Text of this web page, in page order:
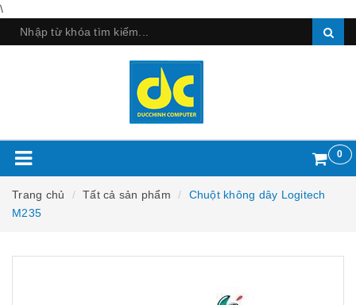
\
0
Trang chủ Tất cả sản phẩm
Chuột không dây Logitech
M235